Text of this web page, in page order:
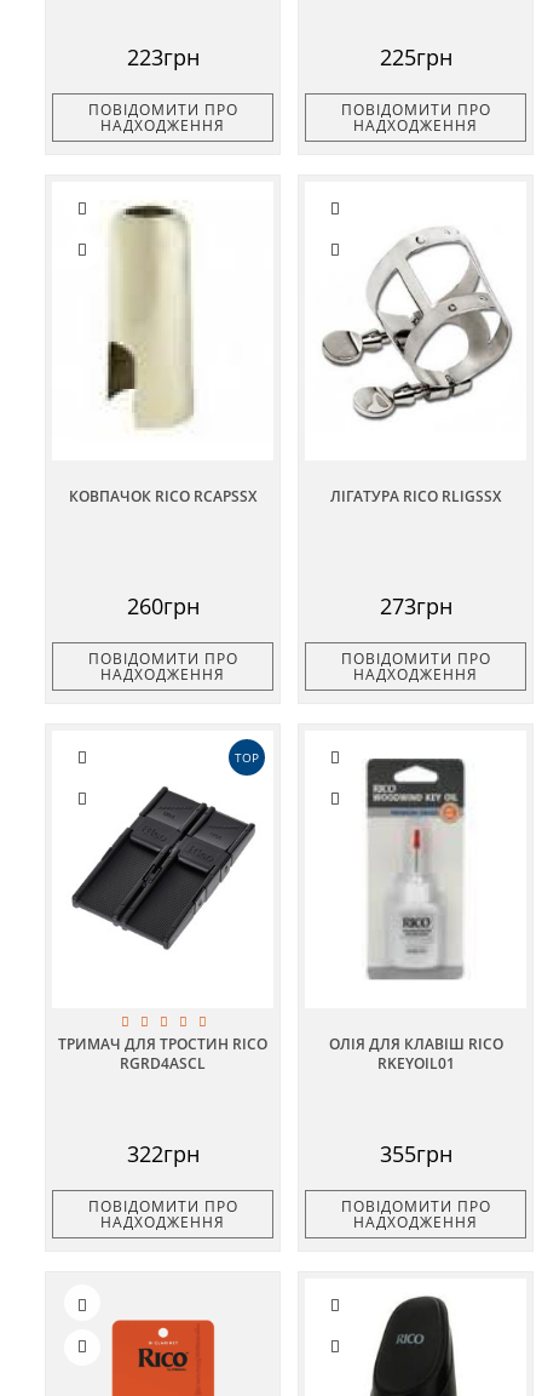
223грн
ПОВІДОМИТИ ПРО
НАДХОДЖЕННЯ
225грн
ПОВІДОМИТИ ПРО
НАДХОДЖЕННЯ
КОВПАЧОК RICO RCAPSSX
260грн
ПОВІДОМИТИ ПРО
НАДХОДЖЕННЯ
ЛІГАТУРА RICO RLIGSSX
273грн
ПОВІДОМИТИ ПРО
НАДХОДЖЕННЯ
TOP
ТРИМАЧ ДЛЯ ТРОСТИН RICO
RGRD4ASCL
322грн
ПОВІДОМИТИ ПРО
НАДХОДЖЕННЯ
ОЛІЯ ДЛЯ КЛАВІШ RICO
RKEYOIL01
355грн
ПОВІДОМИТИ ПРО
НАДХОДЖЕННЯ